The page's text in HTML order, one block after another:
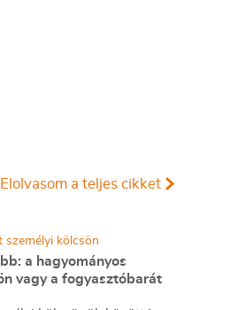
Július 1-től a jelenlegi
Elolvasom a teljes cikket
a hagyományos
vagy a fogyasztóbarát